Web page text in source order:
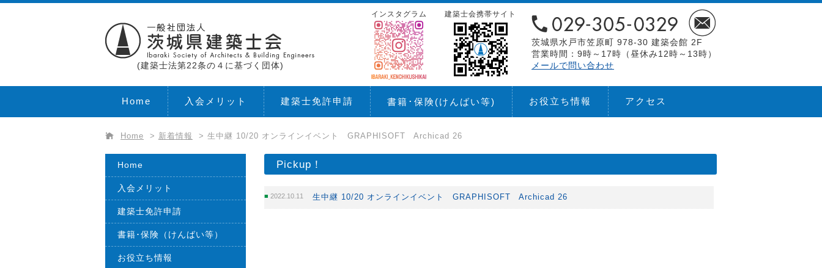
(建築士法第22条の４に基づく団体)
茨城県水戸市笠原町 978-30 建築会館 2F
営業時間：9時～17時（昼休み12時～13時）
メールで問い合わせ
建築士会携帯サイト
インスタグラム
Home 入会メリット 建築士免許申請 書籍･保険(けんばい等) お役立ち情報 アクセス
Home > 新着情報 > 生中継 10/20 オンラインイベント GRAPHISOFT Archicad 26
Pickup！
2022.10.11 生中継 10/20 オンラインイベント GRAPHISOFT Archicad 26
Home
入会メリット
建築士免許申請
書籍･保険（けんばい等）
お役立ち情報